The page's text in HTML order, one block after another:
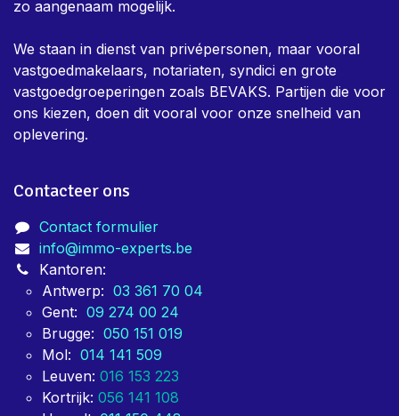
zo aangenaam mogelijk.
We staan in dienst van privépersonen, maar vooral
vastgoedmakelaars, notariaten, syndici en grote
vastgoedgroeperingen zoals BEVAKS. Partijen die voor
ons kiezen, doen dit vooral voor onze snelheid van
oplevering.
Contacteer ons
Contact formulier
info@immo-experts.be
Kantoren:
Antwerp: 03 361 70 04
Gent: 09 274 00 24
Brugge: 050 151 019
Mol: 014 141 509
Leuven: 016 153 223
Kortrijk: 056 141 108